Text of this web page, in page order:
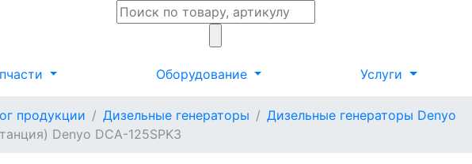
Оборудование Услуги
продукции Дизельные генераторы
Дизельные генераторы Denyo
Denyo DCA-125SPK3